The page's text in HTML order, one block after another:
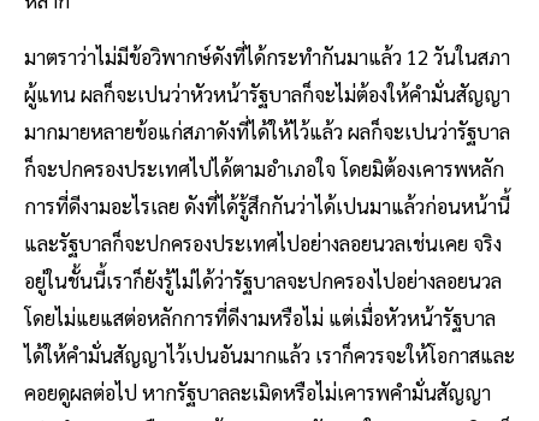
มาตราว่าไม่มีข้อวิพากษ์ดังที่ได้กระทำกันมาแล้ว 12 วันในสภา
ผู้แทน ผลก็จะเปนว่าหัวหน้ารัฐบาลก็จะไม่ต้องให้คำมั่นสัญญา
มากมายหลายข้อแก่สภาดังที่ได้ให้ไว้แล้ว ผลก็จะเปนว่ารัฐบาล
ก็จะปกครองประเทศไปได้ตามอำเภอใจ โดยมิต้องเคารพหลัก
การที่ดีงามอะไรเลย ดังที่ได้รู้สึกกันว่าได้เปนมาแล้วก่อนหน้านี้
และรัฐบาลก็จะปกครองประเทศไปอย่างลอยนวลเช่นเคย จริง
อยู่ในชั้นนี้เราก็ยังรู้ไม่ได้ว่ารัฐบาลจะปกครองไปอย่างลอยนวล
โดยไม่แยแสต่อหลักการที่ดีงามหรือไม่ แต่เมื่อหัวหน้ารัฐบาล
ได้ให้คำมั่นสัญญาไว้เปนอันมากแล้ว เราก็ควรจะให้โอกาสและ
คอยดูผลต่อไป หากรัฐบาลละเมิดหรือไม่เคารพคำมั่นสัญญา